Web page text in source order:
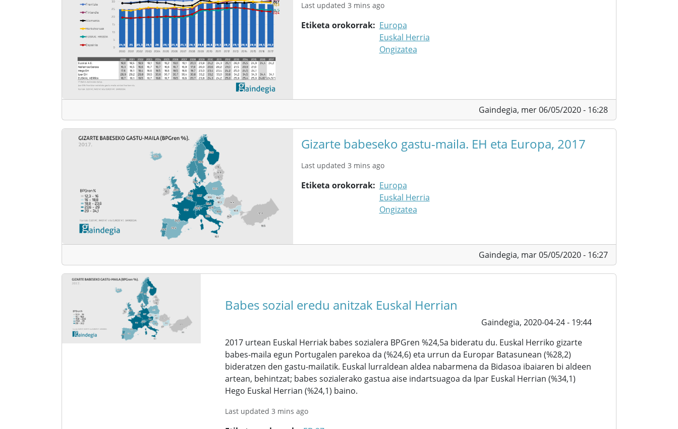
Last updated 3 mins ago
Etiketa orokorrak
Europa
Euskal Herria
Ongizatea
Gaindegia, mer 06/05/2020 - 16:28
Gizarte babeseko gastu-maila. EH eta Europa, 2017
Last updated 3 mins ago
Etiketa orokorrak
Europa
Euskal Herria
Ongizatea
Gaindegia, mar 05/05/2020 - 16:27
Babes sozial eredu anitzak Euskal Herrian
Gaindegia, 2020-04-24 - 19:44
2017 urtean Euskal Herriak babes sozialera BPGren %24,5a bideratu du. Euskal Herriko gizarte
babes-maila egun Portugalen parekoa da (%24,6) eta urrun da Europar Batasunean (%28,2)
bideratzen den gastu-mailatik. Euskal lurraldean aldea nabarmena da Bidasoa ibaiaren bi aldeen
artean, behintzat; babes sozialerako gastua aise indartsuagoa da Ipar Euskal Herrian (%34,1)
Hego Euskal Herrian (%24,1) baino.
Last updated 3 mins ago